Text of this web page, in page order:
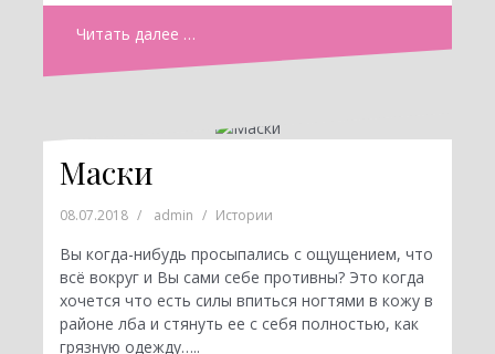
Читать далее …
Маски
08.07.2018 admin Истории
Вы когда-нибудь просыпались с ощущением, что
всё вокруг и Вы сами себе противны? Это когда
хочется что есть силы впиться ногтями в кожу в
районе лба и стянуть ее с себя полностью, как
грязную одежду…..